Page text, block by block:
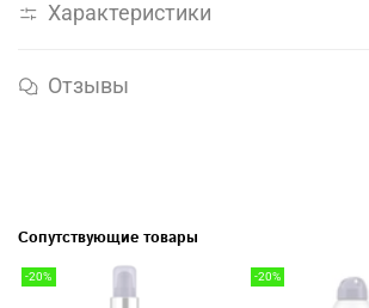
Характеристики
Отзывы
Сопутствующие товары
-20% -20%